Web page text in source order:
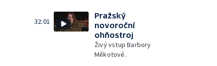
32:01
Pražský
novoroční
ohňostroj
Živý vstup Barbory
Měkotové.